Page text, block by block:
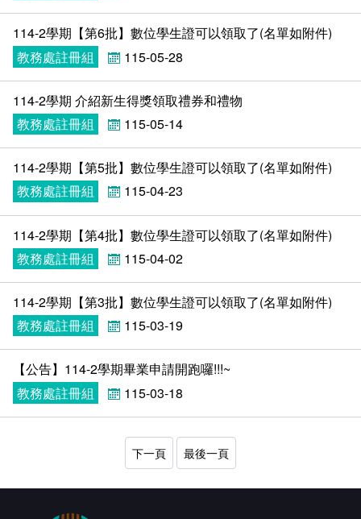
114-2學期【第6批】數位學生證可以領取了(名單如附件)​
教務處註冊組
115-05-28
114-2學期 介紹新生得獎領取禮券和禮物
教務處註冊組
115-05-14
114-2學期【第5批】數位學生證可以領取了(名單如附件)​
教務處註冊組
115-04-23
114-2學期【第4批】數位學生證可以領取了(名單如附件)​
教務處註冊組
115-04-02
114-2學期【第3批】數位學生證可以領取了(名單如附件)​
教務處註冊組
115-03-19
【公告】114-2學期畢業申請開跑囉!!!~
教務處註冊組
115-03-18
下一頁 最後一頁